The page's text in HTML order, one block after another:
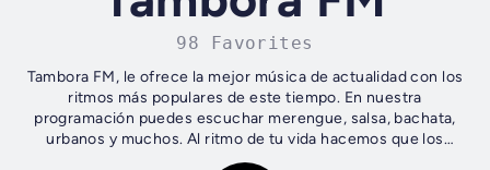
98 Favorites
Tambora FM, le ofrece la mejor música de actualidad con los
ritmos más populares de este tiempo. En nuestra
programación puedes escuchar merengue, salsa, bachata,
urbanos y muchos. Al ritmo de tu vida hacemos que los
momentos sean agradables y...